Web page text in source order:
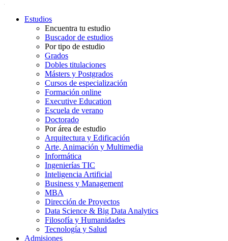
Estudios
Encuentra tu estudio
Buscador de estudios
Por tipo de estudio
Grados
Dobles titulaciones
Másters y Postgrados
Cursos de especialización
Formación online
Executive Education
Escuela de verano
Doctorado
Por área de estudio
Arquitectura y Edificación
Arte, Animación y Multimedia
Informática
Ingenierías TIC
Inteligencia Artificial
Business y Management
MBA
Dirección de Proyectos
Data Science & Big Data Analytics
Filosofía y Humanidades
Tecnología y Salud
Admisiones